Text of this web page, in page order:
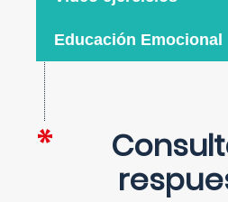
Educación Emocional